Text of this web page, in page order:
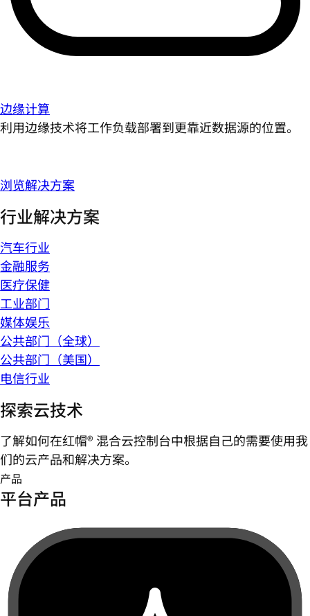
边缘计算
利用边缘技术将工作负载部署到更靠近数据源的位置。
浏览解决方案
行业解决方案
汽车行业
金融服务
医疗保健
工业部门
媒体娱乐
公共部门（全球）
公共部门（美国）
电信行业
探索云技术
了解如何在红帽® 混合云控制台中根据自己的需要使用我
们的云产品和解决方案。
产品
平台产品